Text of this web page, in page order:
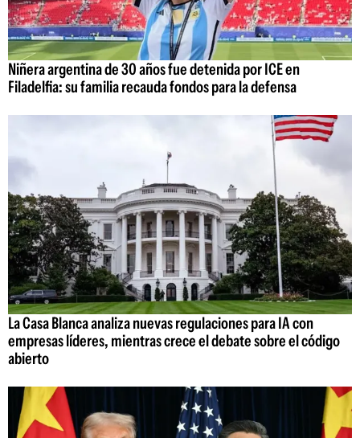
Niñera argentina de 30 años fue detenida por ICE en
Filadelfia: su familia recauda fondos para la defensa
La Casa Blanca analiza nuevas regulaciones para IA con
empresas líderes, mientras crece el debate sobre el código
abierto